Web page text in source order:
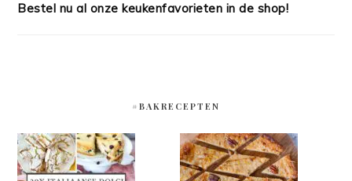
Bestel nu al onze keukenfavorieten in de shop!
#BAKRECEPTEN